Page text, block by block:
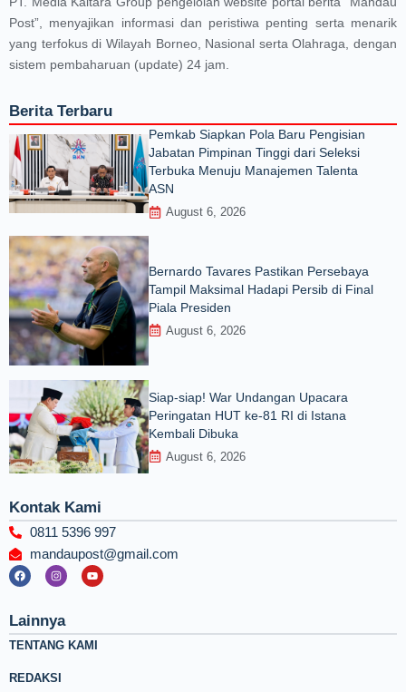
Post”, menyajikan informasi dan peristiwa penting serta menarik
yang terfokus di Wilayah Borneo, Nasional serta Olahraga, dengan
sistem pembaharuan (update) 24 jam.
Berita Terbaru
Pemkab Siapkan Pola Baru Pengisian
Jabatan Pimpinan Tinggi dari Seleksi
Terbuka Menuju Manajemen Talenta
ASN
August 6, 2026
Bernardo Tavares Pastikan Persebaya
Tampil Maksimal Hadapi Persib di Final
Piala Presiden
August 6, 2026
Siap-siap! War Undangan Upacara
Peringatan HUT ke-81 RI di Istana
Kembali Dibuka
August 6, 2026
Lainnya
TENTANG KAMI
REDAKSI
Kontak Kami
0811 5396 997
mandaupost@gmail.com
F
a
c
o
o
k
I
n
s
g
r
a
Y
o
u
e